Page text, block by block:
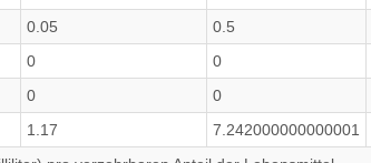
0.05 0.5
0 0
0 0
1.17 7.242000000000001